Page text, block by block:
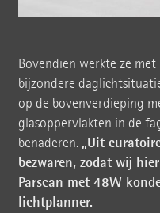
Bovendien werkte ze
bijzondere
op de bovenverdieping
glasoppervlakten in de
benaderen. „Uit
bezwaren, zodat wij
Parscan met 48W
lichtplanner.